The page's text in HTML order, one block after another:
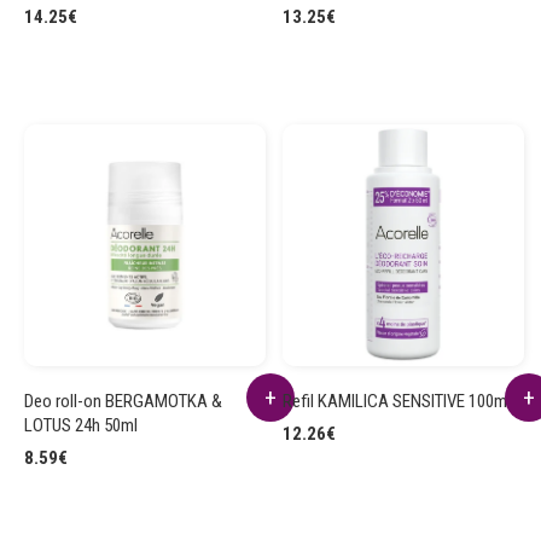
14.25€
13.25€
Deo roll-on BERGAMOTKA &
LOTUS 24h 50ml
8.59€
Refil KAMILICA SENSITIVE 100ml
12.26€